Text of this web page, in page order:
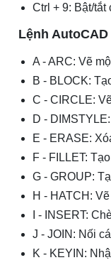
Ctrl + 9: Bật/tắt
Lệnh
A - ARC: Vẽ
B - BLOCK:
C - CIRCLE:
D -
E - ERASE:
F - FILLET:
G - GROUP:
H - HATCH:
I - INSERT:
J - JOIN: Nối
K - KEYIN: